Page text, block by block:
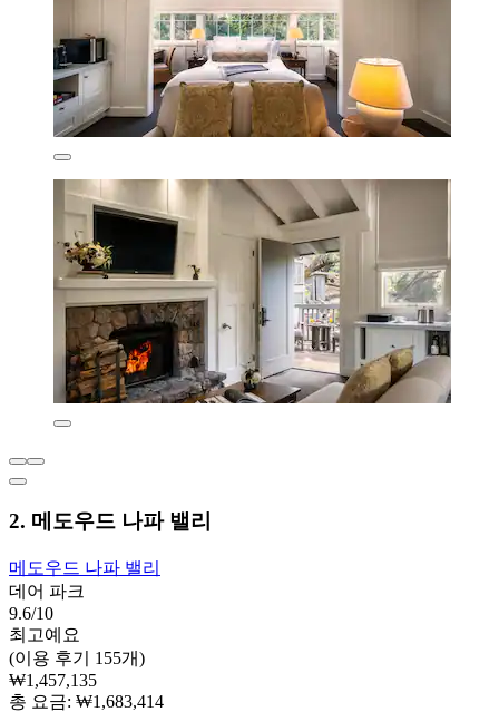
2. 메도우드 나파 밸리
메도우드 나파 밸리
데어 파크
9.6/10
최고예요
(이용 후기 155개)
₩1,457,135
총 요금: ₩1,683,414